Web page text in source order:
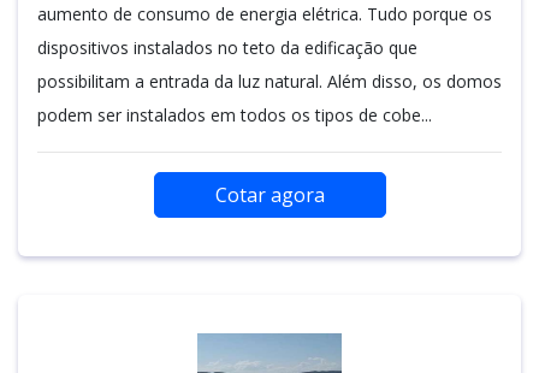
aumento de consumo de energia elétrica. Tudo porque os
dispositivos instalados no teto da edificação que
possibilitam a entrada da luz natural. Além disso, os domos
podem ser instalados em todos os tipos de cobe...
Cotar agora